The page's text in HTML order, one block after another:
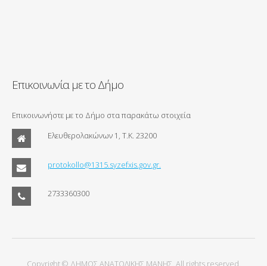
Επικοινωνία με το Δήμο
Επικοινωνήστε με το Δήμο στα παρακάτω στοιχεία
Ελευθερολακώνων 1, Τ.Κ. 23200
protokollo@1315.syzefxis.gov.gr.
2733360300